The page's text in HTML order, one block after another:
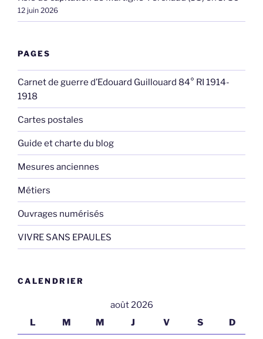
12 juin 2026
PAGES
Carnet de guerre d’Edouard Guillouard 84° RI 1914-
1918
Cartes postales
Guide et charte du blog
Mesures anciennes
Métiers
Ouvrages numérisés
VIVRE SANS EPAULES
CALENDRIER
août 2026
L
M M J V S D